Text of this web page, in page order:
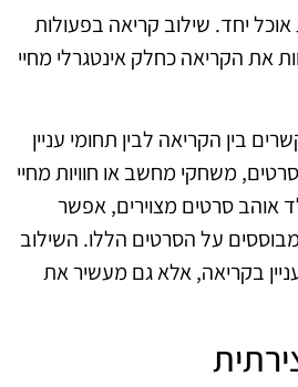
יחד. שילוב קריאה בפעולות
את הקריאה כחלק אינטגרלי מחיי
בין הקריאה לבין תחומי עניין
משחקי מחשב או חוויות מחיי
אוהב סרטים מצוירים, אפשר
על הסרטים הללו. השילוב
בקריאה, אלא גם מעשיר את